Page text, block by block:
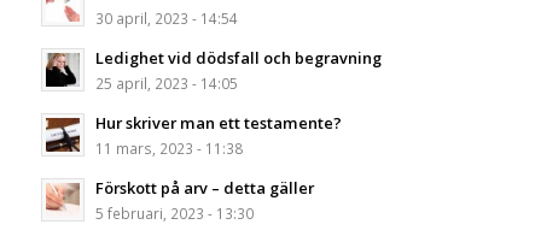
30 april, 2023 - 14:54
Ledighet vid dödsfall och begravning
25 april, 2023 - 14:05
Hur skriver man ett testamente?
11 mars, 2023 - 11:38
Förskott på arv – detta gäller
5 februari, 2023 - 13:30